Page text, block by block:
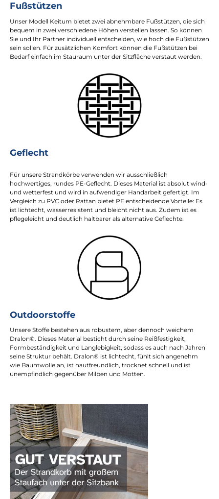
Fußstützen
Unser Modell Keitum bietet zwei abnehmbare Fußstützen, die sich
bequem in zwei verschiedene Höhen verstellen lassen. So können
Sie und Ihr Partner individuell entscheiden, wie hoch die Fußstützen
sein sollen. Für zusätzlichen Komfort können die Fußstützen bei
Bedarf einfach im Stauraum unter der Sitzfläche verstaut werden.
Geflecht
Für unsere Strandkörbe verwenden wir ausschließlich
hochwertiges, rundes PE-Geflecht. Dieses Material ist absolut wind-
und wetterfest und wird in aufwendiger Handarbeit gefertigt. Im
Vergleich zu PVC oder Rattan bietet PE entscheidende Vorteile: Es
ist lichtecht, wasserresistent und bleicht nicht aus. Zudem ist es
pflegeleicht und deutlich haltbarer als alternative Geflechte.
Outdoorstoffe
Unsere Stoffe bestehen aus robustem, aber dennoch weichem
Dralon®. Dieses Material besticht durch seine Reißfestigkeit,
Formbeständigkeit und Langlebigkeit, sodass es auch nach Jahren
seine Struktur behält. Dralon® ist lichtecht, fühlt sich angenehm
wie Baumwolle an, ist hautfreundlich, trocknet schnell und ist
unempfindlich gegenüber Milben und Motten.